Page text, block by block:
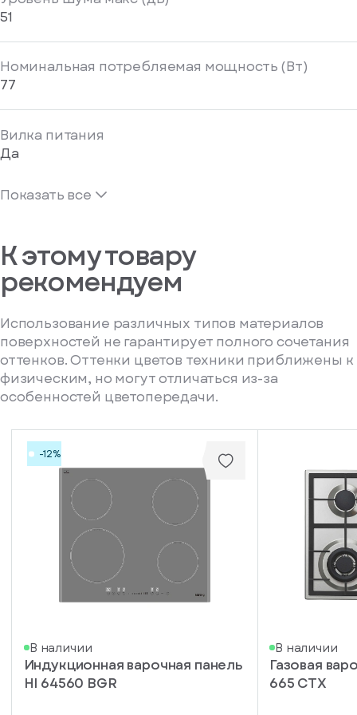
51
Номинальная потребляемая мощность (Вт)
77
Вилка питания
Да
Показать все
К этому товару
рекомендуем
Использование различных типов материалов
поверхностей не гарантирует полного сочетания
оттенков. Оттенки цветов техники приближены к
физическим, но могут отличаться из-за
особенностей цветопередачи.
-12%
В наличии
Индукционная варочная панель
HI 64560 BGR
В наличии
Газовая
665 CTX